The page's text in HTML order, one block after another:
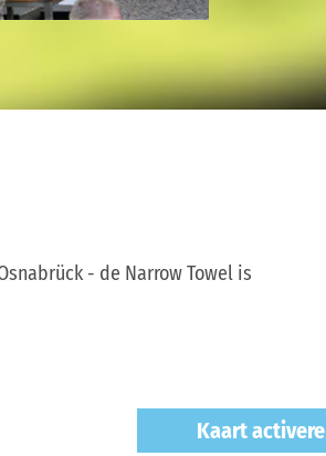
- de Narrow Towel is
Kaart activere